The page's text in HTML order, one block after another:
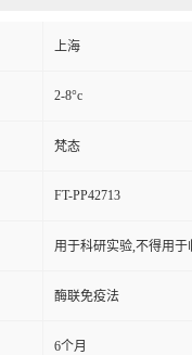
上海
2-8°c
梵态
FT-PP42713
用于科研实验,不得用于
酶联免疫法
6个月